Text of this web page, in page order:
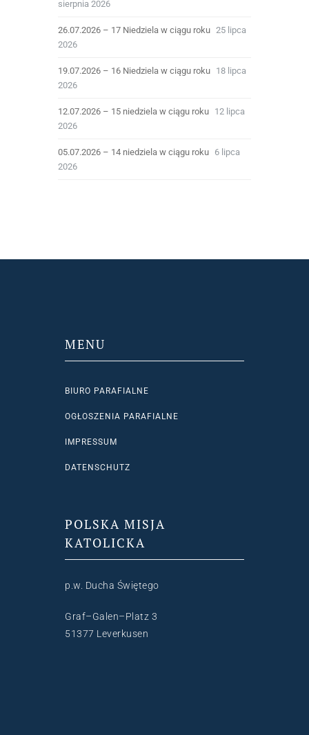
sierpnia 2026
26.07.2026 – 17 Niedziela w ciągu roku 25 lipca
2026
19.07.2026 – 16 Niedziela w ciągu roku 18 lipca
2026
12.07.2026 – 15 niedziela w ciągu roku 12 lipca
2026
05.07.2026 – 14 niedziela w ciągu roku 6 lipca
2026
MENU
BIURO PARAFIALNE
OGŁOSZENIA PARAFIALNE
IMPRESSUM
DATENSCHUTZ
POLSKA MISJA
KATOLICKA
p.w. Ducha Świętego
Graf–Galen–Platz 3
51377 Leverkusen